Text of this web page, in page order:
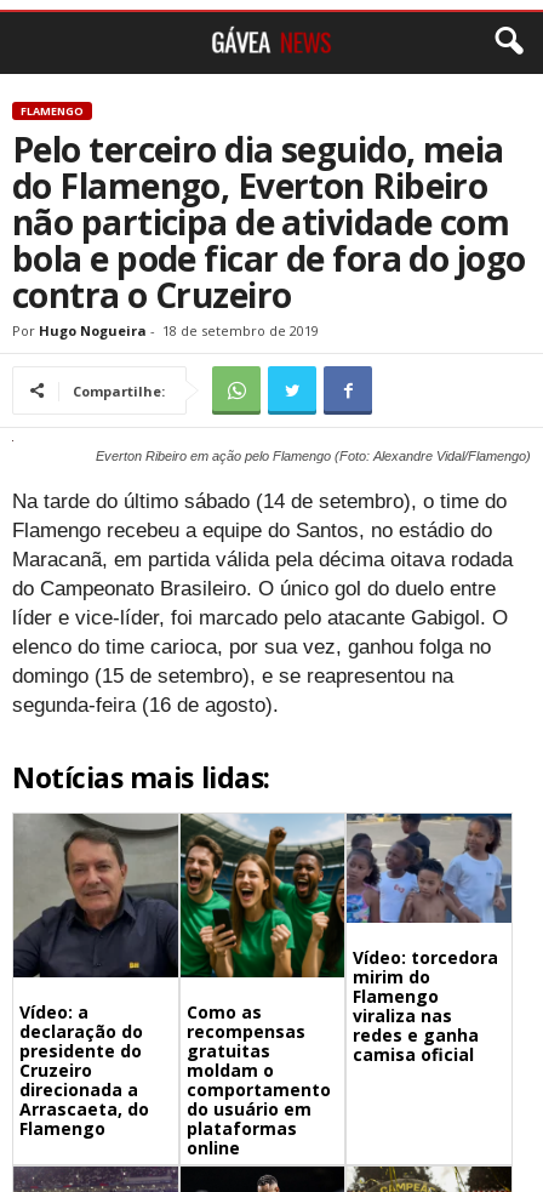
FLAMENGO
Pelo terceiro dia seguido, meia
do Flamengo, Everton Ribeiro
não participa de atividade com
bola e pode ficar de fora do jogo
contra o Cruzeiro
Por Hugo Nogueira - 18 de setembro de 2019
Compartilhe:
Everton Ribeiro em ação pelo Flamengo (Foto: Alexandre Vidal/Flamengo)
Na tarde do último sábado (14 de setembro), o time do
Flamengo recebeu a equipe do Santos, no estádio do
Maracanã, em partida válida pela décima oitava rodada
do Campeonato Brasileiro. O único gol do duelo entre
líder e vice-líder, foi marcado pelo atacante Gabigol. O
elenco do time carioca, por sua vez, ganhou folga no
domingo (15 de setembro), e se reapresentou na
segunda-feira (16 de agosto).
Notícias mais lidas:
Vídeo: a
declaração do
presidente do
Cruzeiro
direcionada a
Arrascaeta, do
Flamengo
Como as
recompensas
gratuitas
moldam o
comportamento
do usuário em
plataformas
online
Vídeo: torcedora
mirim do
Flamengo
viraliza nas
redes e ganha
camisa oficial